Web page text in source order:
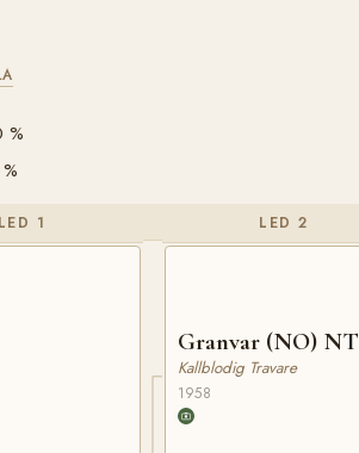
%
LED 1 LED 2
Granvar (NO) NT
Kallblodig Travare
1958